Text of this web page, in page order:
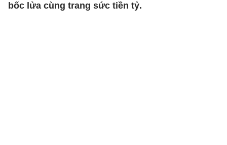
bốc lửa cùng trang sức tiền tỷ.